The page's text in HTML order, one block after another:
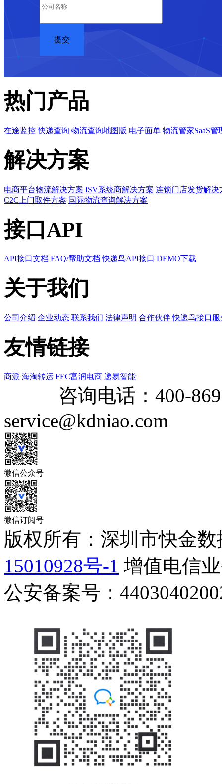
热门产品
在途监控 快递查询 物流查询地图版 电子面单 物流管家SaaS管
解决方案
电商平台物流解决方案 ISV系统商解决方案 连锁门店发货解决
C2C上门取件方案 国际物流查询解决方案
接口API
API接口文档 FAQ/帮助文档 快递鸟API接口 DEMO下载
关于我们
公司介绍 企业动态 联系我们 法律声明 合作伙伴 快递鸟接口服
友情链接
商派 海淘转运 FEC富润电商 递易智能
咨询电话： 400-
service@kdniao.com
微信公众号
微信订阅号
版权所有：深圳市快金
15010928号-1 增值电信
公安备案号：